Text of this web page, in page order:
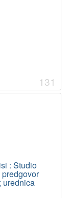
131
: Studio
urednica